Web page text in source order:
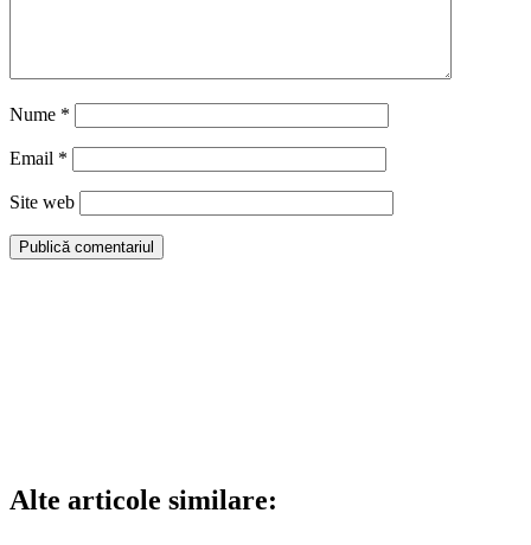
Nume *
Email *
Site web
Alte articole similare: